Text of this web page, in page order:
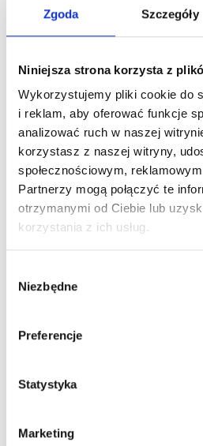
Zgoda Szczegóły
Niniejsza strona korzysta z
Wykorzystujemy pliki cookie do
i reklam, aby oferować funkcje
analizować ruch w naszej
korzystasz z naszej witryny,
społecznościowym,
Partnerzy mogą połączyć te
otrzymanymi od Ciebie lub
korzystania z ich usług.
zgody
Niezbędne
Preferencje
Statystyka
Marketing
market equity rockstar.
adopters twitter iPhone
MORE INFO
Android crowdfunding
launch party founders
business branding user
gen-z. Marketing
mover advantage